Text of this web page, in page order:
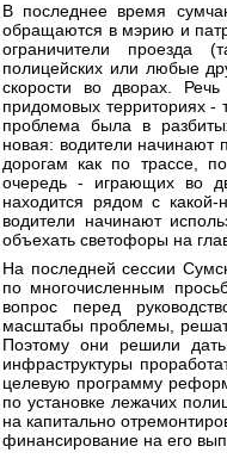
В последнее время
обращаются в мэрию и
ограничители проезда
полицейских или любые
скорости во дворах.
придомовых территориях -
проблема была в
новая: водители начинают
дорогам как по трассе,
очередь - играющих во
находится рядом с какой-
водители начинают
объехать светофоры на
На последней сессии
по многочисленным
вопрос перед
масштабы проблемы,
Поэтому они решили дать
инфраструктуры
целевую программу
по установке лежачих
на капитально
финансирование на его